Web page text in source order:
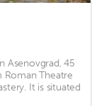
Asenovgrad, 45
Roman Theatre
It is situated